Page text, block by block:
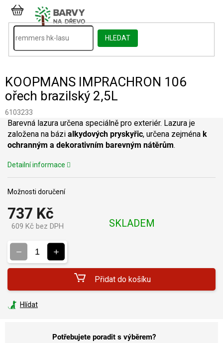
Přejít
obsah
HLEDAT
NÁKUPNÍ
KOŠÍK
KOOPMANS IMPRACHRON 106
ořech brazilský 2,5L
6103233
737 Kč
609 Kč bez DPH SKLADEM
Možnosti doručení
Přidat do košíku
Barevná lazura určena speciálně pro exteriér. Lazura je
založena na bázi alkydových pryskyřic, určena zejména k
ochranným a dekorativním barevným nátěrům.
Detailní informace
Hlídat
Potřebujete poradit s výběrem?